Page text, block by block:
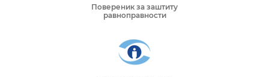
Повереник за заштиту
равноправности